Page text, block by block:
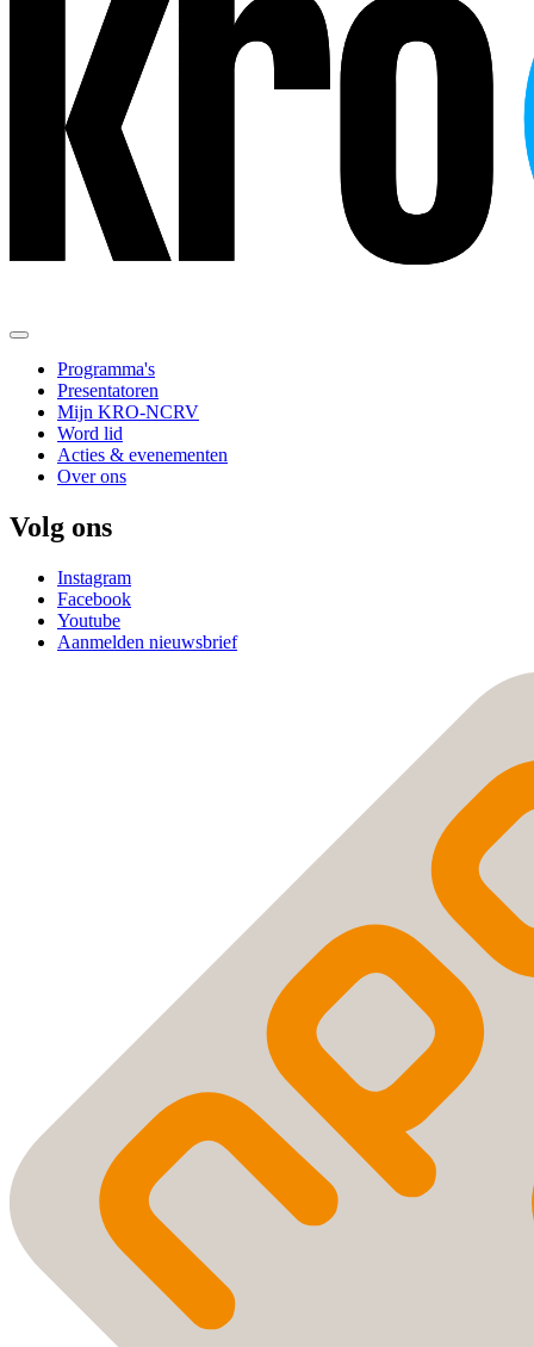
Programma's
Presentatoren
Mijn KRO-NCRV
Word lid
Acties & evenementen
Over ons
Volg ons
Instagram
Facebook
Youtube
Aanmelden nieuwsbrief